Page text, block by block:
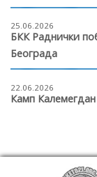
25.06.2026
БКК Раднички
Београда
22.06.2026
Камп